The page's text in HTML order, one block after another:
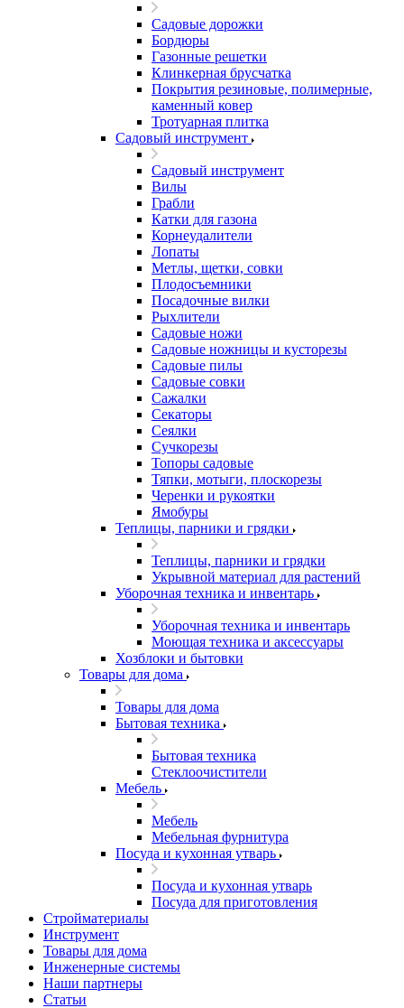
Садовые дорожки
Бордюры
Газонные решетки
Клинкерная брусчатка
Покрытия резиновые, полимерные,
каменный ковер
Тротуарная плитка
Садовый инструмент
Садовый инструмент
Вилы
Грабли
Катки для газона
Корнеудалители
Лопаты
Метлы, щетки, совки
Плодосъемники
Посадочные вилки
Рыхлители
Садовые ножи
Садовые ножницы и кусторезы
Садовые пилы
Садовые совки
Сажалки
Секаторы
Сеялки
Сучкорезы
Топоры садовые
Тяпки, мотыги, плоскорезы
Черенки и рукоятки
Ямобуры
Теплицы, парники и грядки
Теплицы, парники и грядки
Укрывной материал для растений
Уборочная техника и инвентарь
Уборочная техника и инвентарь
Моющая техника и аксессуары
Хозблоки и бытовки
Товары для дома
Товары для дома
Бытовая техника
Бытовая техника
Стеклоочистители
Мебель
Мебель
Мебельная фурнитура
Посуда и кухонная утварь
Посуда и кухонная утварь
Посуда для приготовления
Стройматериалы
Инструмент
Товары для дома
Инженерные системы
Наши партнеры
Статьи